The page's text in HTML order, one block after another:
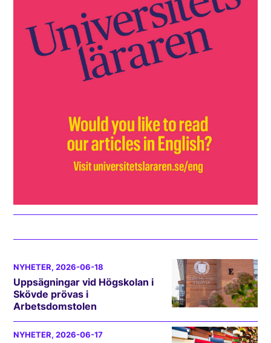
NYHETER, 2026-06-18
Uppsägningar vid Högskolan i
Skövde prövas i
Arbetsdomstolen
NYHETER, 2026-06-17